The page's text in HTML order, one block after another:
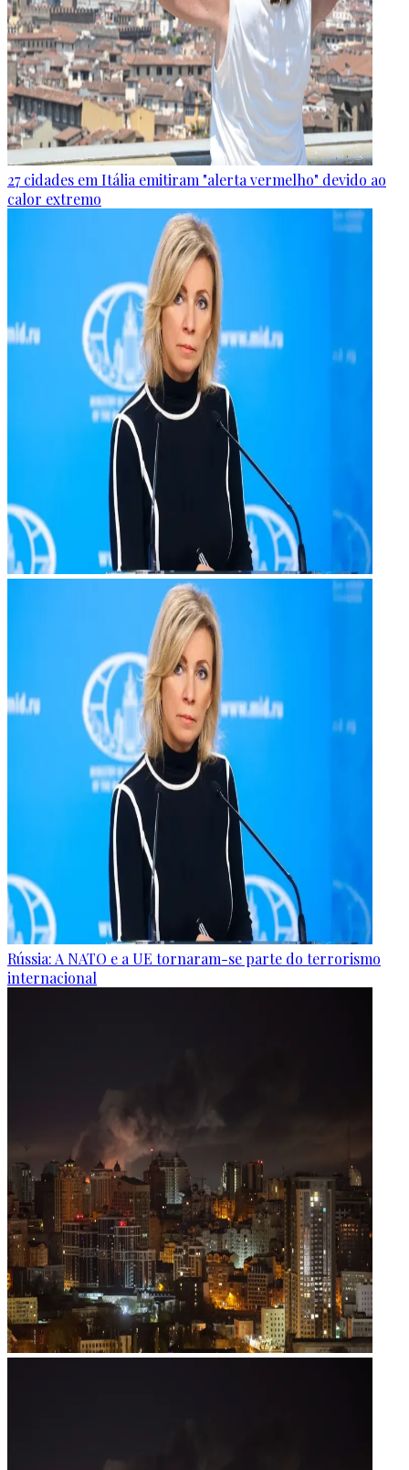
27 cidades em Itália emitiram "alerta vermelho" devido ao
calor extremo
Rússia: A NATO e a UE tornaram-se parte do terrorismo
internacional